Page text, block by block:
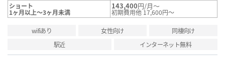
ショート
1ヶ月以上～3ヶ月未満
143,400円/月～
初期費用他 17,600円～
wifiあり 女性向け
同棲向け
駅近
インターネット無料